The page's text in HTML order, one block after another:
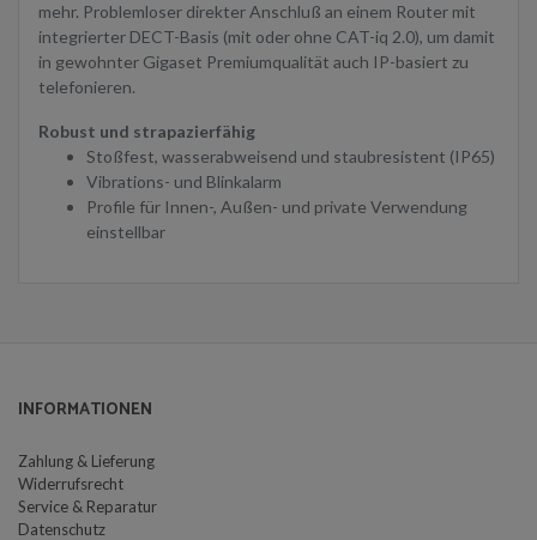
mehr. Problemloser direkter Anschluß an einem Router mit
integrierter DECT-Basis (mit oder ohne CAT-iq 2.0), um damit
in gewohnter Gigaset Premiumqualität auch IP-basiert zu
telefonieren.
Robust und strapazierfähig
Stoßfest, wasserabweisend und staubresistent (IP65)
Vibrations- und Blinkalarm
Profile für Innen-, Außen- und private Verwendung
einstellbar
INFORMATIONEN
Zahlung & Lieferung
Widerrufsrecht
Service & Reparatur
Datenschutz